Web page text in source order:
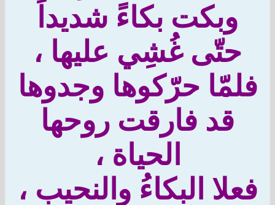
وبكت بكاءً شديداً
حتّى غُشِي عليها ،
حرّكوها وجدوها
قد فارقت روحها
الحياة ،
البكاءُ والنحيب ،